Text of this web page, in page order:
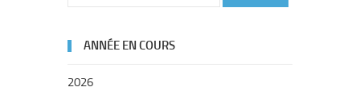
ANNÉE EN COURS
2026